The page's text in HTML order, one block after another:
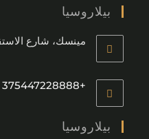
بيلاروسيا
مينسك، شارع الاستقلال 58،
+375447228888 (WhatsApp)
بيلاروسيا